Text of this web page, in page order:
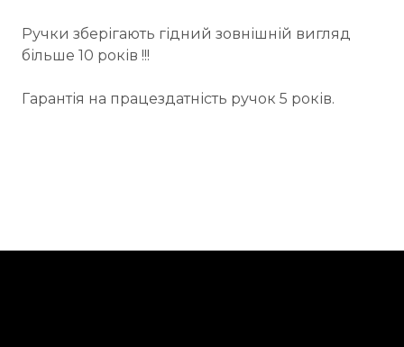
Ручки зберігають гідний зовнішній вигляд
більше 10 років !!!
Гарантія на працездатність ручок 5 років.